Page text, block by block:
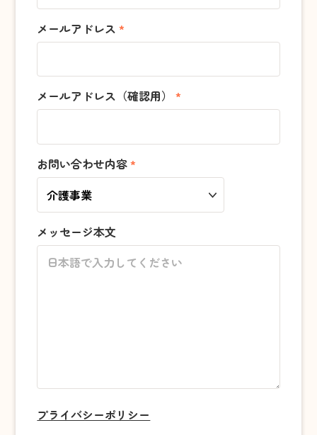
ラブ
高角放課後児童クラブ
江津東放課後児童クラブ
『もりハウス』
メールアドレス*
メールアドレス（確認用）*
お問い合わせ内容*
メッセージ本文
プライバシーポリシー